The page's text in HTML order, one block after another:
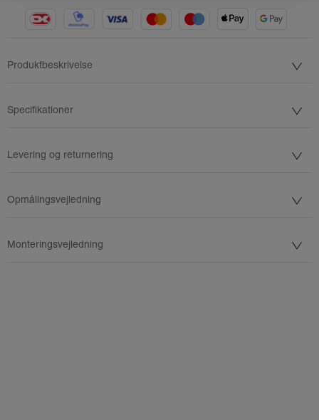
Produktbeskrivelse
Specifikationer
Levering og returnering
Opmålingsvejledning
Monteringsvejledning